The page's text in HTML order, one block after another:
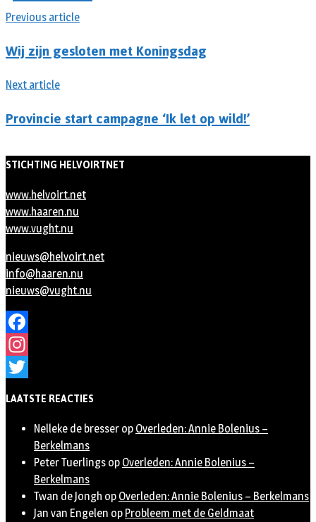
Previous article
Wij zijn gesloten met Koningsdag
Next article
Provincie start campagne ‘Ik let op wild!’
STICHTING HELVOIRTNET
www.helvoirt.net
www.haaren.nu
www.vught.nu
nieuws@helvoirt.net
info@haaren.nu
nieuws@vught.nu
Facebook
Instagram
LAATSTE REACTIES
Nelleke de bresser op Overleden: Annie Bolenius –
Berkelmans
Peter Tuerlings op Overleden: Annie Bolenius –
Berkelmans
Twan de Jongh op Overleden: Annie Bolenius – Berkelmans
Jan van Engelen op Probleem met de Geldmaat